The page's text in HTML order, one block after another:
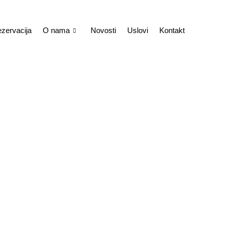
O nama Novosti Uslovi Kontakt